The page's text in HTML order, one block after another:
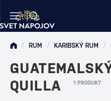
/ RUM / KARIBSKÝ RUM /
QUILLA
1 PRODUKT